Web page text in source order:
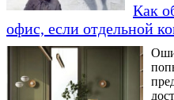
Как
офис, если отдельной